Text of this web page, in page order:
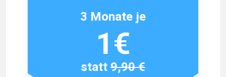
3 Monate je
1€
statt9,90 €